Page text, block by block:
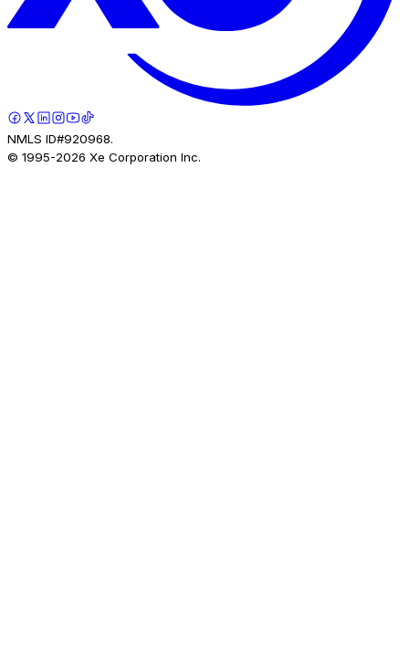
NMLS ID#920968.
© 1995-2026 Xe Corporation Inc.